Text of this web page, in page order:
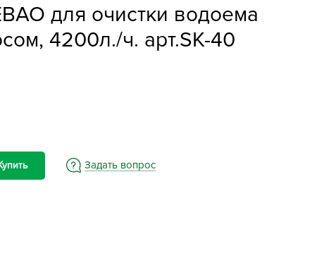
ALT
Aquapulse
Avgust
Dacha Group
Dr.Klaus
для очистки водоема
4200л./ч. арт.SK-40
Задать вопрос